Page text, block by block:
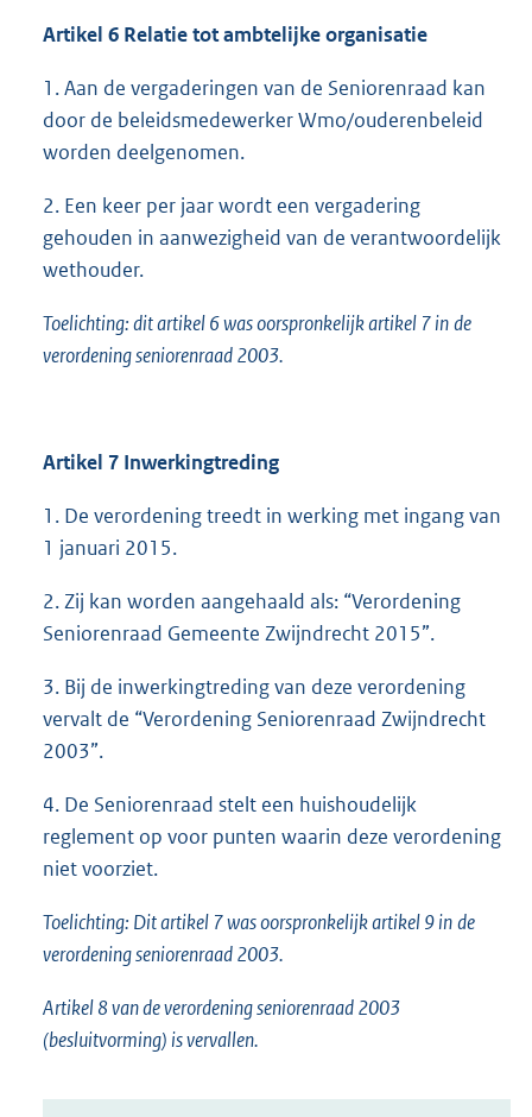
Artikel 6 Relatie tot ambtelijke organisatie
1. Aan de vergaderingen van de Seniorenraad kan
door de beleidsmedewerker Wmo/ouderenbeleid
worden deelgenomen.
2. Een keer per jaar wordt een vergadering
gehouden in aanwezigheid van de verantwoordelijk
wethouder.
Toelichting: dit artikel 6 was oorspronkelijk artikel 7 inde
verordening seniorenraad 2003.
Artikel 7 Inwerkingtreding
1. De verordening treedt in werking met ingang van
1 januari 2015.
2. Zij kan worden aangehaald als: “Verordening
Seniorenraad Gemeente Zwijndrecht 2015”.
3. Bij de inwerkingtreding van deze verordening
vervalt de “Verordening Seniorenraad Zwijndrecht
2003”.
4. De Seniorenraad stelt een huishoudelijk
reglement op voor punten waarin deze verordening
niet voorziet.
Toelichting: Dit artikel 7 was oorspronkelijk artikel9 inde
verordening seniorenraad 2003.
Artikel 8 van de verordening seniorenraad 2003
(besluitvorming) is vervallen.